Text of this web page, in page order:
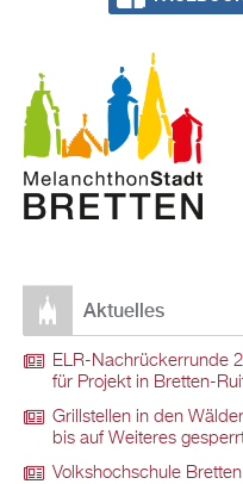
Ak­tu­el­les
ELR-Nach­rü­ck­er­run­de
für Pro­jekt in Brett­en-
Grill­stel­len in den
bis auf Wei­te­res
Volks­hoch­schu­le